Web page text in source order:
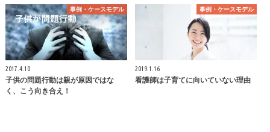
事例・ケースモデル
2017.4.10
子供の問題行動は親が原因ではな
く、こう向き合え！
事例・ケースモデル
2019.1.16
看護師は子育てに向いていない理由